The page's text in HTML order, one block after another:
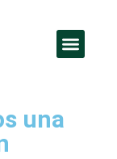
una